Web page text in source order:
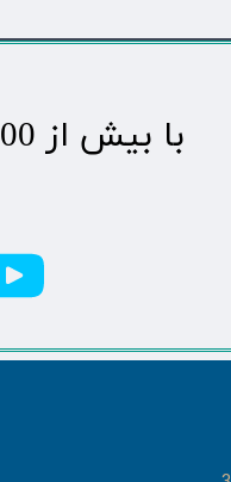
​با بیش از 200 هزاردنبال کننده محبوب ترین رسانه مردمی شهر مهاباد​​​​​​​​​​​​​​